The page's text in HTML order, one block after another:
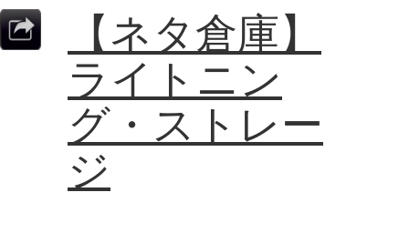
【ネタ倉庫】
ライトニン
グ・ストレー
ジ